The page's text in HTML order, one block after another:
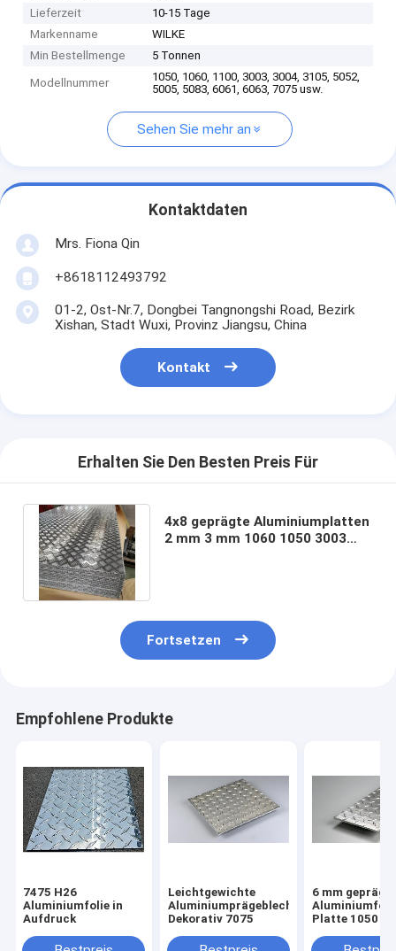
Lieferzeit
10-15 Tage
Markenname
WILKE
Min Bestellmenge
5 Tonnen
Modellnummer
1050, 1060, 1100, 3003, 3004, 3105, 5052,
5005, 5083, 6061, 6063, 7075 usw.
Sehen Sie mehr an
Kontaktdaten
Mrs. Fiona Qin
+8618112493792
01-2, Ost-Nr.7, Dongbei Tangnongshi Road, Bezirk
Xishan, Stadt Wuxi, Provinz Jiangsu, China
Kontakt
Erhalten Sie Den Besten Preis Für
4x8 geprägte Aluminiumplatten
2 mm 3 mm 1060 1050 3003
Fortsetzen
Empfohlene Produkte
7475 H26
Aluminiumfolie in
Aufdruck
Leichtgewichte
Aluminiumprägebleche
Dekorativ 7075
6 mm
Platte 1050
7075 T6